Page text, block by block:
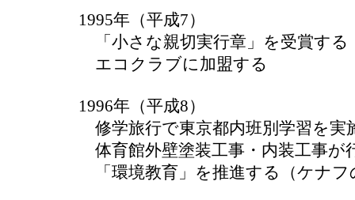
1995年（平成7）
「小さな親切実行章」を受賞する
エコクラブに加盟する
1996年（平成8）
修学旅行で東京都内班別学習を実
体育館外壁塗装工事・内装工事が
「環境教育」を推進する（ケナフ